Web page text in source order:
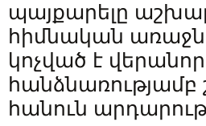
պայքարելը
հիմնական
կոչված է
հանձնառությամբ
հանուն